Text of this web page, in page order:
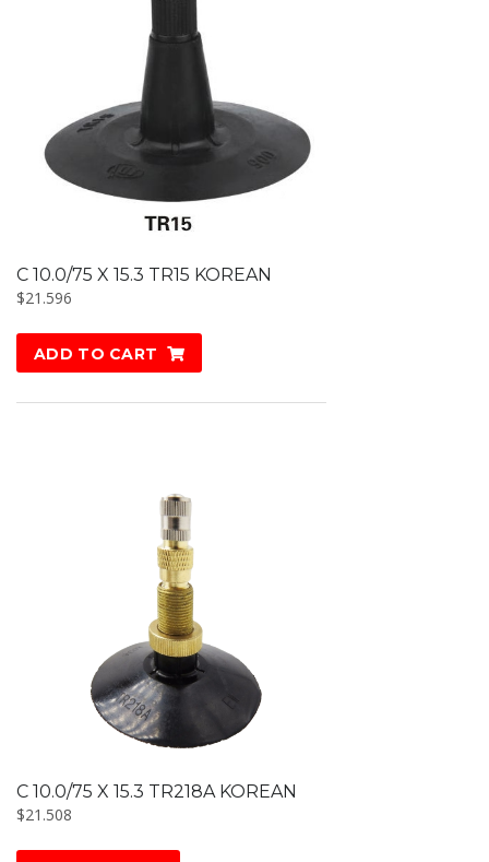
C 10.0/75 X 15.3 TR15 KOREAN
$21.596
ADD TO CART
C 10.0/75 X 15.3 TR218A KOREAN
$21.508